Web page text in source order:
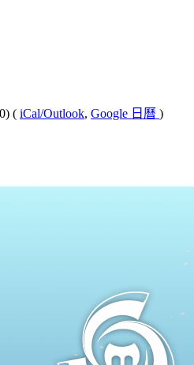
( iCal/Outlook, Google 日曆 )